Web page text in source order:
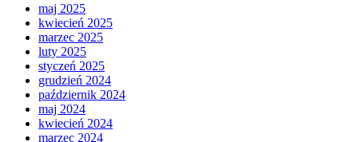
maj 2025
kwiecień 2025
marzec 2025
luty 2025
styczeń 2025
grudzień 2024
październik 2024
maj 2024
kwiecień 2024
marzec 2024